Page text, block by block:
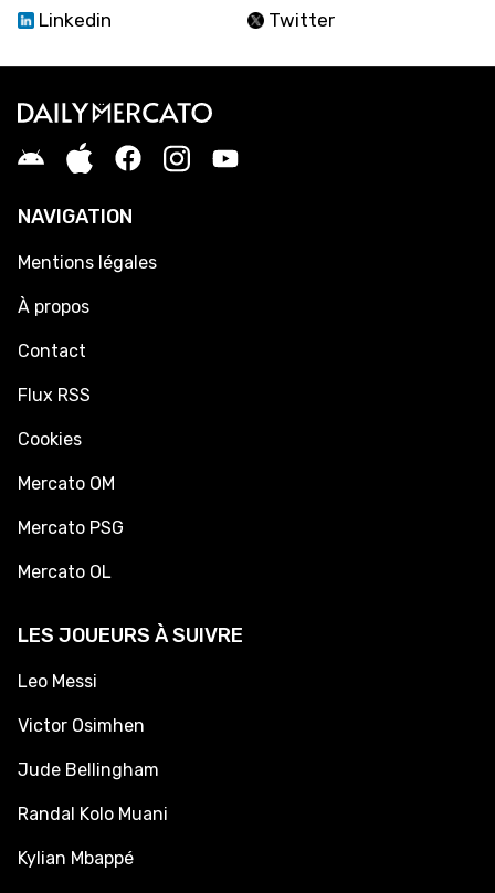
Linkedin
Twitter
NAVIGATION
Mentions légales
À propos
Contact
Flux RSS
Cookies
Mercato OM
Mercato PSG
Mercato OL
LES JOUEURS À SUIVRE
Leo Messi
Victor Osimhen
Jude Bellingham
Randal Kolo Muani
Kylian Mbappé